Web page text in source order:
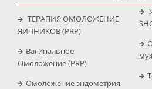
ТЕРАПИЯ ОМОЛОЖЕНИЕ
ЯИЧНИКОВ (PRP)
Вагинальное
Омоложение (PRP)
Омоложение эндометрия